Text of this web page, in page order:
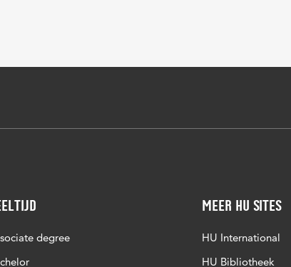
degree
Meer HU sites
HU International
HU Bibliotheek